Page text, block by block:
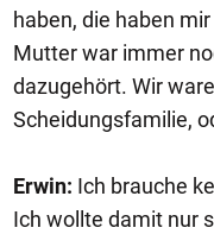
haben, die haben
Mutter war immer
dazugehört. Wir
Scheidungsfamilie,
Erwin: Ich brauche
Ich wollte damit nur